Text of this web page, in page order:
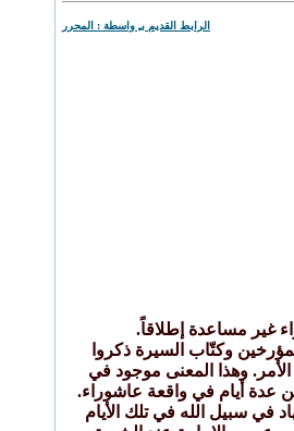
الرابط القديم بـِ واسطة : المحرر
غير مساعدة إطلاقاً.
وكتّاب السيرة ذكروا
وهذا المعنى موجود في
عدة أيام في واقعة عاشوراء.
في سبيل الله في تلك الأيام